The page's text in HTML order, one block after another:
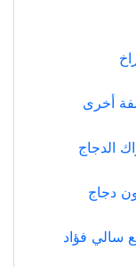
أخرى
الدجاج
دجاج
سالي فؤاد